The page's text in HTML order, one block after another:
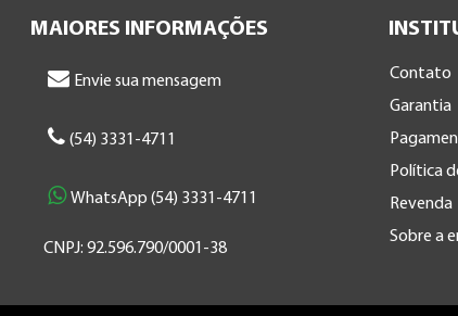
MAIORES INFORMAÇÕES
Envie sua mensagem
(54) 3331-4711
WhatsApp (54) 3331-4711
CNPJ: 92.596.790/0001-38
Contato
Garantia
Política
Revenda
Sobre a